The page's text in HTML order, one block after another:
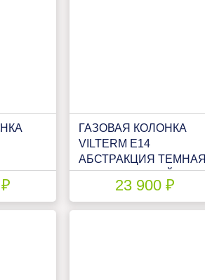
ГАЗОВАЯ КОЛОНКА
VILTERM E14
АБСТРАКЦИЯ ТЕМНАЯ
(С МОДУЛЯЦИЕЙ)
23 900 ₽